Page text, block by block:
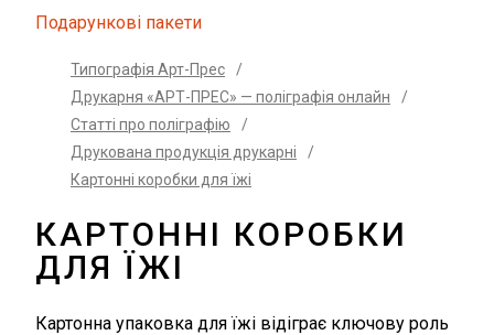
Подарункові пакети
Типографія Арт-Прес
/
Друкарня «АРТ-ПРЕС» — поліграфія онлайн
/
Статті про поліграфію
/
Друкована продукція друкарні
/
Картонні коробки для їжі
КАРТОННІ КОРОБКИ
ДЛЯ ЇЖІ
Картонна упаковка для їжі відіграє ключову роль